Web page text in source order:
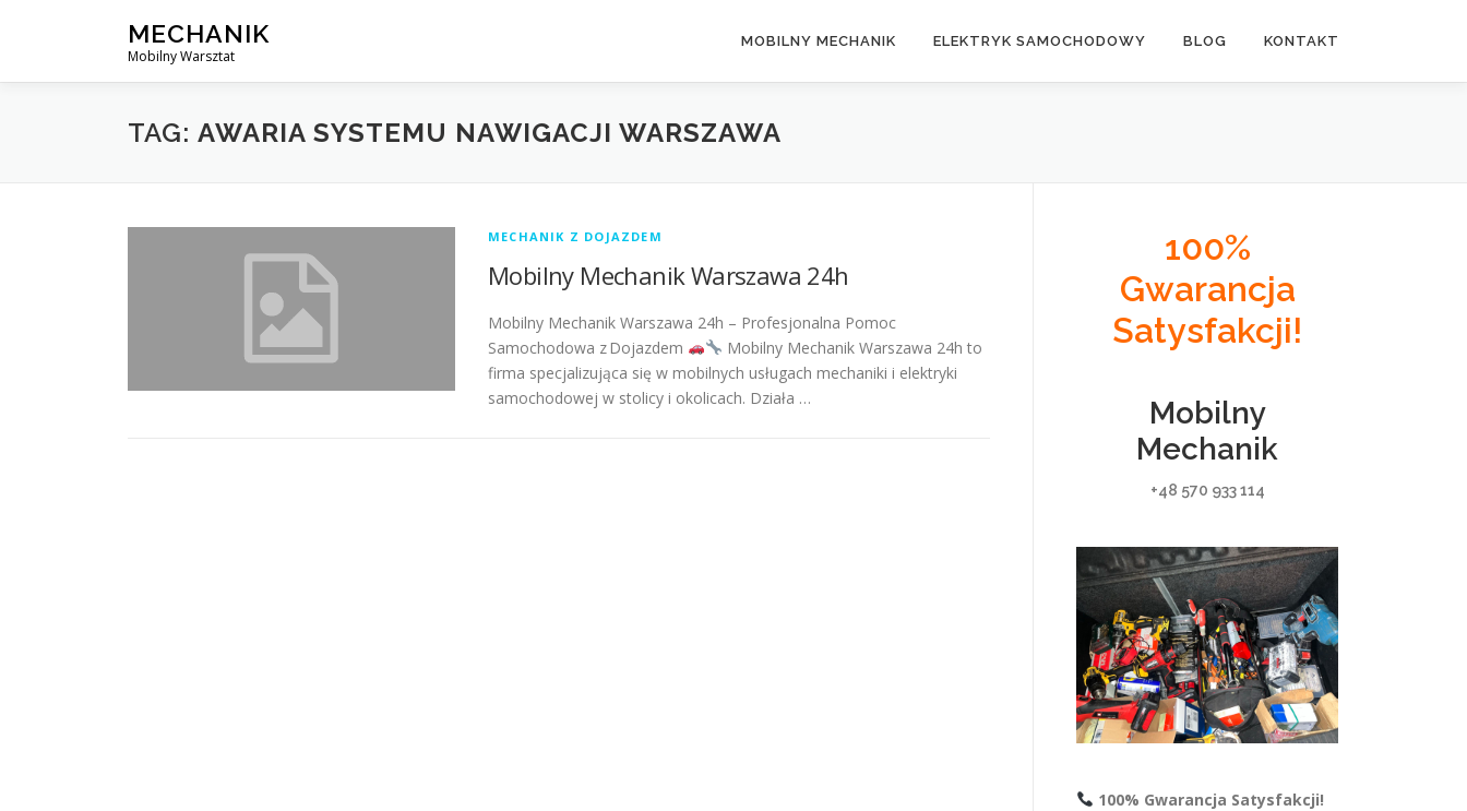
MECHANIK
Mobilny Warsztat
MOBILNY MECHANIK ELEKTRYK SAMOCHODOWY BLOG KONTAKT
TAG: AWARIA SYSTEMU NAWIGACJI WARSZAWA
MECHANIK Z DOJAZDEM
Mobilny Mechanik Warszawa 24h
Mobilny Mechanik Warszawa 24h – Profesjonalna Pomoc
Samochodowa z Dojazdem
Mobilny Mechanik Warszawa 24h to
firma specjalizująca się w mobilnych usługach mechaniki i elektryki
samochodowej w stolicy i okolicach. Działa …
100%
Gwarancja
Satysfakcji!
Mobilny
Mechanik
+48 570 933 114
100% Gwarancja Satysfakcji!